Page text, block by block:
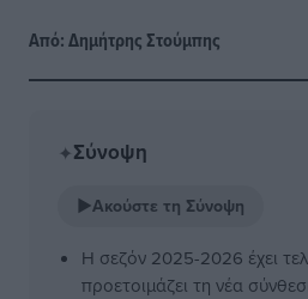
Από:Δημήτρης Στούμπης
✦Σύνοψη
▶Ακούστε τη Σύνοψη
Η σεζόν 2025-2026 έχει
προετοιμάζει τη νέα